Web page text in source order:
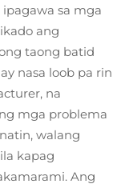
sa mga
ang
taong batid
nasa loob pa rin
na
mga problema
walang
kapag
Ang